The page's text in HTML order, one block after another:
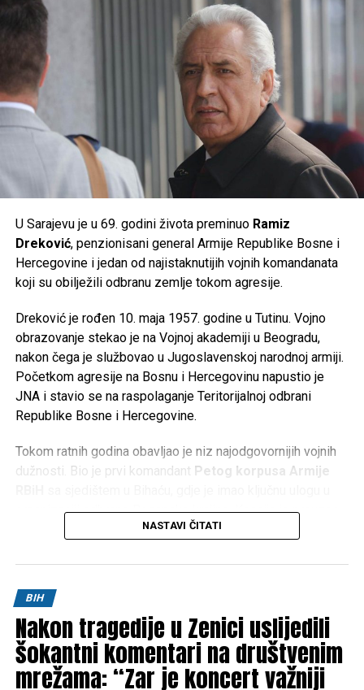
prate preporuke nadležnih službi, jer će naredni dani
donijeti ekstremne ljetne vrućine kakve se rijetko bilježe.
Share
Share
U Sarajevu je u 69. godini života preminuo Ramiz
Dreković, penzionisani general Armije Republike Bosne i
Hercegovine i jedan od najistaknutijih vojnih komandanata
koji su obilježili odbranu zemlje tokom agresije.
Dreković je rođen 10. maja 1957. godine u Tutinu. Vojno
obrazovanje stekao je na Vojnoj akademiji u Beogradu,
nakon čega je službovao u Jugoslavenskoj narodnoj armiji.
Početkom agresije na Bosnu i Hercegovinu napustio je
JNA i stavio se na raspolaganje Teritorijalnoj odbrani
Republike Bosne i Hercegovine.
Tokom ratnih godina obavljao je niz najodgovornijih vojnih
dužnosti. Bio je prvi komandant Petog korpusa Armije
organizaciji odbrane Bosanske krajine. Kasnije je preuzeo
Četvrtim korpusom Armije RBiH
politička pitanja Generalštaba Armije RBiH.
Za doprinos u odbrani Bosne i Hercegovine odlikovan je
brojnim vojnim i državnim priznanjima te je ostao upamćen
kao jedan od ključnih stratega u organizaciji i razvoju Armije
Republike Bosne i Hercegovine.
NASTAVI ČITATI
BIH
Nakon tragedije u Zenici uslijedili
šokantni komentari na društvenim
mrežama: “Zar je koncert važniji